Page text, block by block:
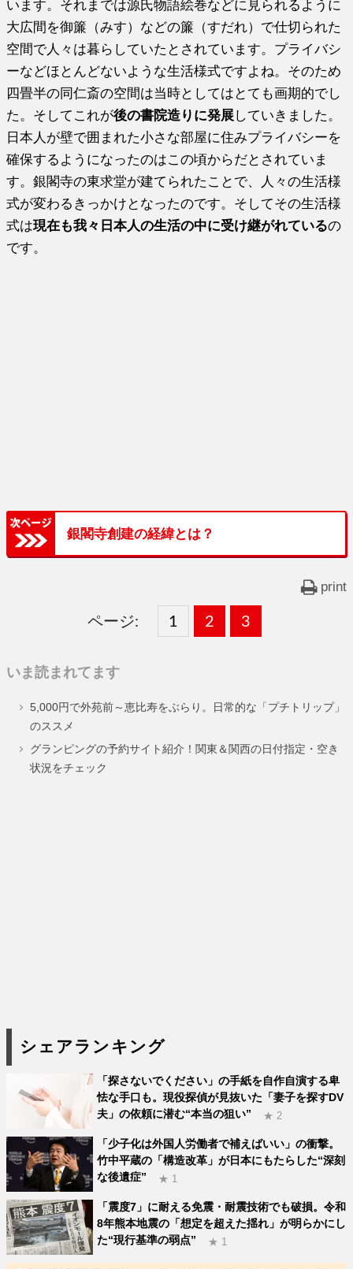
います。それまでは源氏物語絵巻などに見られるように
大広間を御簾（みす）などの簾（すだれ）で仕切られた
空間で人々は暮らしていたとされています。プライバシ
ーなどほとんどないような生活様式ですよね。そのため
四畳半の同仁斎の空間は当時としてはとても画期的でし
た。そしてこれが後の書院造りに発展していきました。
日本人が壁で囲まれた小さな部屋に住みプライバシーを
確保するようになったのはこの頃からだとされていま
す。銀閣寺の東求堂が建てられたことで、人々の生活様
式が変わるきっかけとなったのです。そしてその生活様
式は現在も我々日本人の生活の中に受け継がれているの
です。
銀閣寺創建の経緯とは？
print
ページ:
固
ー
ジ
1 ,
固
ー
ジ
2 ,
固
ー
ジ
3
いま読まれてます
5,000円で外苑前～恵比寿をぶらり。日常的な「プチトリップ」
のススメ
グランピングの予約サイト紹介！関東＆関西の日付指定・空き
状況をチェック
シェアランキング
「探さないでください」の手紙を自作自演する卑
怯な手口も。現役探偵が見抜いた「妻子を探すDV
夫」の依頼に潜む“本当の狙い”
★ 2
「少子化は外国人労働者で補えばいい」の衝撃。
竹中平蔵の「構造改革」が日本にもたらした“深刻
な後遺症”
★ 1
「震度7」に耐える免震・耐震技術でも破損。令和
8年熊本地震の「想定を超えた揺れ」が明らかにし
た“現行基準の弱点”
★ 1